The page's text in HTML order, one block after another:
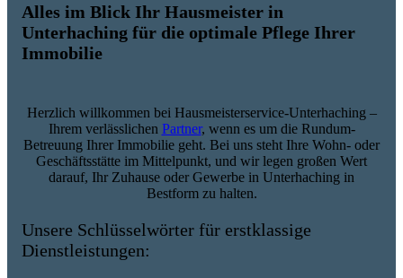
Alles im Blick Ihr Hausmeister in
Unterhaching für die optimale Pflege Ihrer
Immobilie
Herzlich willkommen bei Hausmeisterservice-Unterhaching –
Ihrem verlässlichen Partner, wenn es um die Rundum-
Betreuung Ihrer Immobilie geht. Bei uns steht Ihre Wohn- oder
Geschäftsstätte im Mittelpunkt, und wir legen großen Wert
darauf, Ihr Zuhause oder Gewerbe in Unterhaching in
Bestform zu halten.
Unsere Schlüsselwörter für erstklassige
Dienstleistungen: